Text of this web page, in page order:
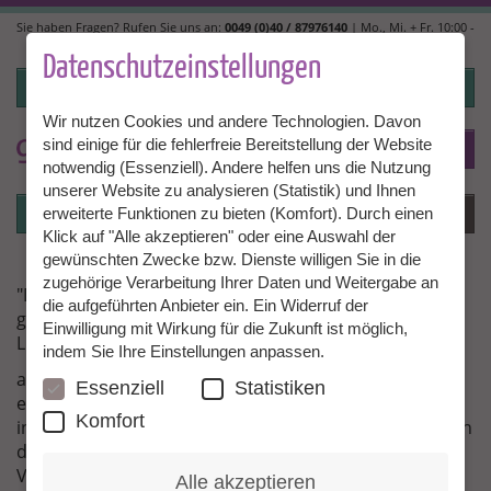
Direkt
zum
Inhalt
Sie haben Fragen? Rufen Sie uns an: 0049 (0)40 / 87976140 | Mo., Mi. + Fr. 10:00 -
DE
Login Menü
"Die Veranstaltung hat auch mir sehr viel Freude
gemacht!"
Liebe Frau Dörwaldt,
auch ich möchte mich mit ein wenig Verspätung noch
einmal ganz herzlich für ein spannendes, informatives
interessantes Wochenende bedanken. Angefangen von
der Informationsveranstaltung, die mich mit dem
Vortrag von Frau Hansen und den Ausführungen der
Datenschutzeinstellungen
Wir nutzen Cookies und andere Technologien. Davon
sind einige für die fehlerfreie Bereitstellung der Website
notwendig (Essenziell). Andere helfen uns die Nutzung
unserer Website zu analysieren (Statistik) und Ihnen
erweiterte Funktionen zu bieten (Komfort). Durch einen
Klick auf "Alle akzeptieren" oder eine Auswahl der
gewünschten Zwecke bzw. Dienste willigen Sie in die
zugehörige Verarbeitung Ihrer Daten und Weitergabe an
die aufgeführten Anbieter ein. Ein Widerruf der
Einwilligung mit Wirkung für die Zukunft ist möglich,
indem Sie Ihre Einstellungen anpassen.
Essenziell
Statistiken
Komfort
Alle akzeptieren